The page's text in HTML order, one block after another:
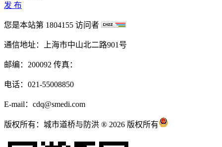
发 布
您是本站第 1804155 访问者
通信地址：上海市中山北二路901号
邮编：200092 传真：
电话：021-55008850
E-mail：cdq@smedi.com
版权所有：城市道桥与防洪 ® 2026 版权所有